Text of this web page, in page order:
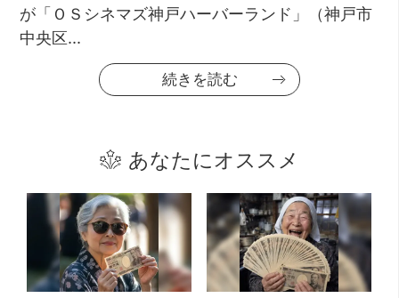
が「ＯＳシネマズ神戸ハーバーランド」（神戸市
中央区...
続きを読む
あなたにオススメ